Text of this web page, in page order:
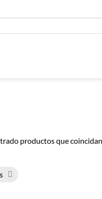
productos que